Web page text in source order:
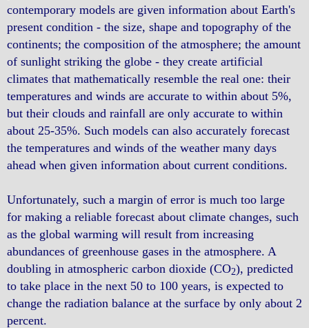
contemporary models are given information about Earth's
present condition - the size, shape and topography of the
continents; the composition of the atmosphere; the amount
of sunlight striking the globe - they create artificial
climates that mathematically resemble the real one: their
temperatures and winds are accurate to within about 5%,
but their clouds and rainfall are only accurate to within
about 25-35%. Such models can also accurately forecast
the temperatures and winds of the weather many days
ahead when given information about current conditions.
Unfortunately, such a margin of error is much too large
for making a reliable forecast about climate changes, such
as the global warming will result from increasing
abundances of greenhouse gases in the atmosphere. A
doubling in atmospheric carbon dioxide (CO2), predicted
to take place in the next 50 to 100 years, is expected to
change the radiation balance at the surface by only about 2
percent.